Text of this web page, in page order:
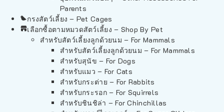
Parents
กรงสัตว์เลี้ยง – Pet Cages
เลือกซื้อตามหมวดสัตว์เลี้ยง – Shop By Pet
สำหรับสัตว์เลี้ยงลูกด้วยนม – For Mammals
สำหรับสัตว์เลี้ยงลูกด้วยนม – For Mammals
สำหรับสุนัข – For Dogs
สำหรับแมว – For Cats
สำหรับกระต่าย – For Rabbits
สำหรับกระรอก – For Squirrels
สำหรับชินชิล่า – For Chinchillas